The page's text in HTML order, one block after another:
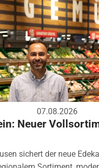
07.08.2026
Neuer
sichert der neue